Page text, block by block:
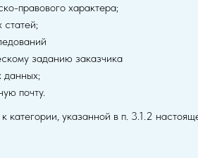
правового характера;
статей;
заданию заказчика
данных;
почту.
указанной в п. 3.1.2